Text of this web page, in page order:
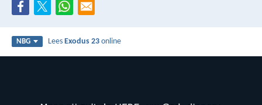
NBG LeesExodus 23 online